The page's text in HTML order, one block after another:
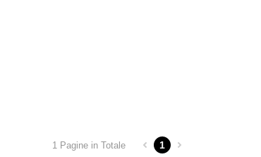
1 Pagine in Totale 1